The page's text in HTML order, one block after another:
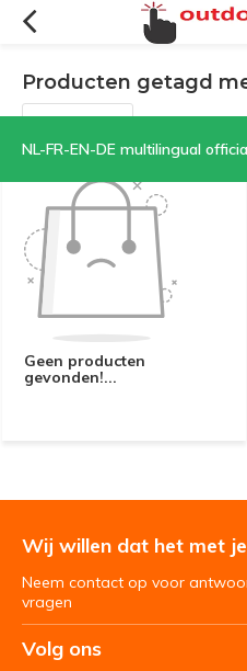
NL-FR-EN-DE multilingual official
Producten getagd
Filters
Geen producten
gevonden!...
Wij willen dat het met
Neem contact op voor
vragen
Volg ons